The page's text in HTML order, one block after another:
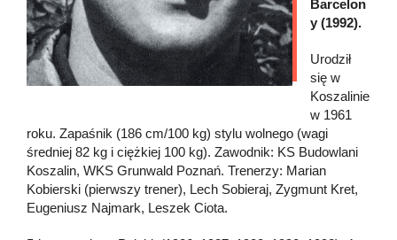
Barcelon
y (1992).
Urodził
się w
Koszalinie
w 1961
roku. Zapaśnik (186 cm/100 kg) stylu wolnego (wagi
średniej 82 kg i ciężkiej 100 kg). Zawodnik: KS Budowlani
Koszalin, WKS Grunwald Poznań. Trenerzy: Marian
Kobierski (pierwszy trener), Lech Sobieraj, Zygmunt Kret,
Eugeniusz Najmark, Leszek Ciota.